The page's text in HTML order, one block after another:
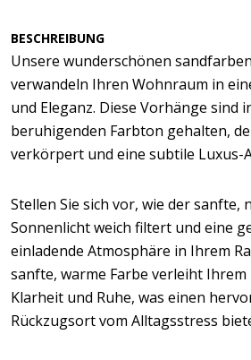
BESCHREIBUNG
Unsere wunderschönen
verwandeln Ihren Wohnraum in
und Eleganz. Diese Vorhänge sind
beruhigenden Farbton gehalten,
verkörpert und eine subtile Luxus-
Stellen Sie sich vor, wie der sanfte,
Sonnenlicht weich filtert und eine
einladende Atmosphäre in Ihrem
sanfte, warme Farbe verleiht Ihrem
Klarheit und Ruhe, was einen
Rückzugsort vom Alltagsstress